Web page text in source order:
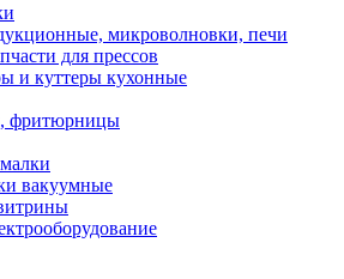
микроволновки, печи
для прессов
и куттеры кухонные
фритюрницы
вакуумные